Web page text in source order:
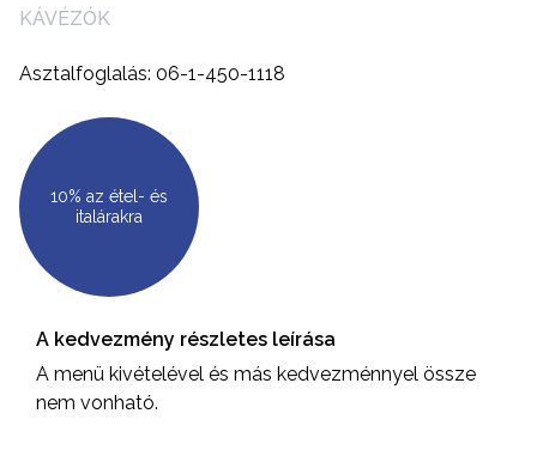
KÁVÉZÓK
Asztalfoglalás: 06-1-450-1118
10% az étel- és
italárakra
A kedvezmény részletes leírása
A menü kivételével és más kedvezménnyel össze
nem vonható.